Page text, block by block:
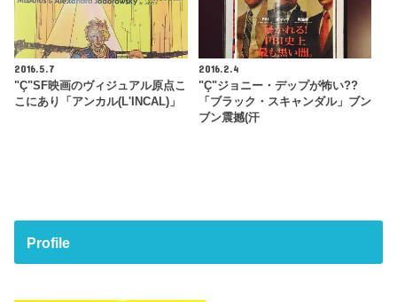
2016.5.7
"Ç"SF映画のヴィジュアル原点こ
こにあり「アンカル(L'INCAL)」
2016.2.4
"Ç"ジョニー・デップが怖い??
「ブラック・スキャンダル」ブン
ブン震撼(汗
Profile